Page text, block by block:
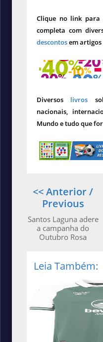
Clique no link para
completa com
descontosem
Diversos livros
nacionais,
Mundo e tudo que
<< Anterior /
Previous
Santos Laguna adere
a campanha do
Outubro Rosa
Leia Também: